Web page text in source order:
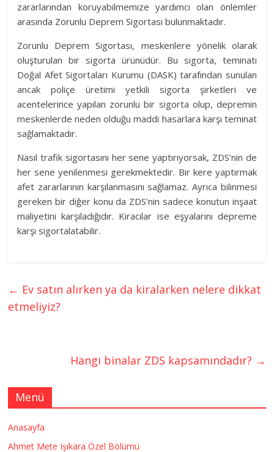
zararlarından koruyabilmemize yardımcı olan önlemler
arasında Zorunlu Deprem Sigortası bulunmaktadır.
Zorunlu Deprem Sigortası, meskenlere yönelik olarak
oluşturulan bir sigorta ürünüdür. Bu sigorta, teminatı
Doğal Afet Sigortaları Kurumu (DASK) tarafından sunulan
ancak poliçe üretimi yetkili sigorta şirketleri ve
acentelerince yapılan zorunlu bir sigorta olup, depremin
meskenlerde neden olduğu maddi hasarlara karşı teminat
sağlamaktadır.
Nasıl trafik sigortasını her sene yaptırıyorsak, ZDS’nin de
her sene yenilenmesi gerekmektedir. Bir kere yaptırmak
afet zararlarının karşılanmasını sağlamaz. Ayrıca bilinmesi
gereken bir diğer konu da ZDS’nin sadece konutun inşaat
maliyetini karşıladığıdır. Kiracılar ise eşyalarını depreme
karşı sigortalatabilir.
← Ev satın alırken ya da kiralarken nelere dikkat
etmeliyiz?
Hangi binalar ZDS kapsamındadır? →
Menü
Anasayfa
Ahmet Mete Işıkara Özel Bölümü